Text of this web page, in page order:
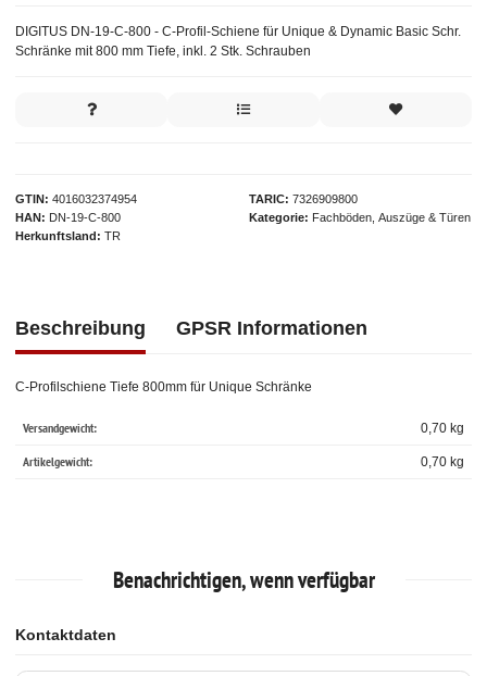
GTIN 4016032374954
HAN
DN-19-C-800
Herkunftsland
TR
TARIC
7326909800
Kategorie
Fachböden, Auszüge & Türen
DIGITUS DN-19-C-800 - C-Profil-Schiene für Unique & Dynamic Basic Schr.
Schränke mit 800 mm Tiefe, inkl. 2 Stk. Schrauben
Beschreibung GPSR Informationen
C-Profilschiene Tiefe 800mm für Unique Schränke
Versandgewicht: 0,70 kg
Artikelgewicht: 0,70 kg
Benachrichtigen, wenn verfügbar
Kontaktdaten